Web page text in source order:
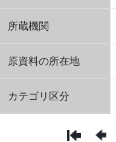
所蔵機関
原資料の所在地
カテゴリ区分